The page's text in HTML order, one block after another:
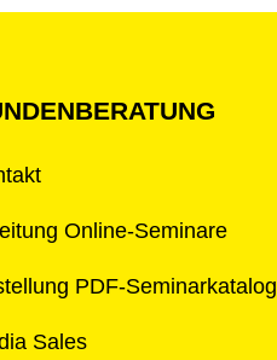
Online-Seminare
PDF-Seminarkatalog
Sales